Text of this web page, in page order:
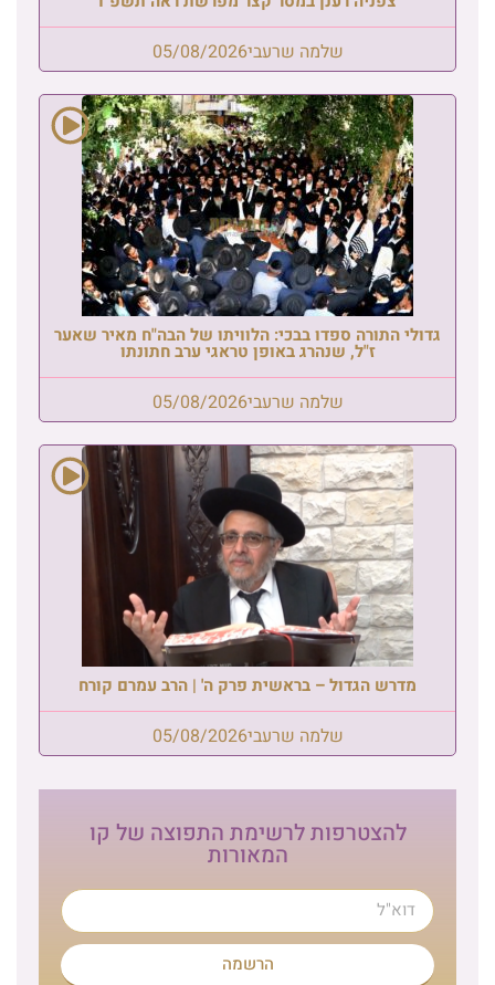
שלמה שרעבי05/08/2026
גדולי התורה ספדו בבכי: הלוויתו של הבה"ח מאיר שאער
ז"ל, שנהרג באופן טראגי ערב חתונתו
שלמה שרעבי05/08/2026
מדרש הגדול – בראשית פרק ה' | הרב עמרם קורח
שלמה שרעבי05/08/2026
להצטרפות לרשימת התפוצה של קו
המאורות
הרשמה